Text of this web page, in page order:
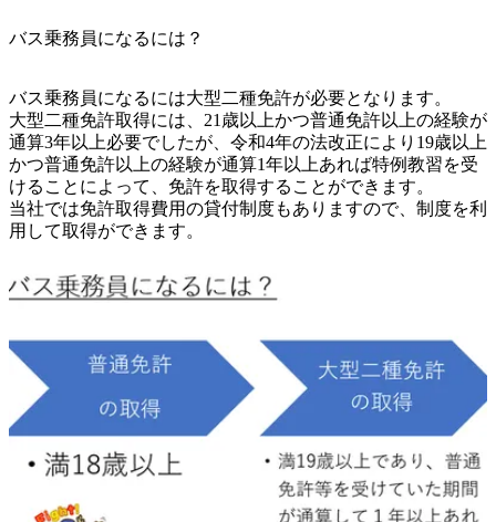
バス乗務員になるには？
バス乗務員になるには大型二種免許が必要となります。
大型二種免許取得には、21歳以上かつ普通免許以上の経験が
通算3年以上必要でしたが、令和4年の法改正により19歳以上
かつ普通免許以上の経験が通算1年以上あれば特例教習を受
けることによって、免許を取得することができます。
当社では免許取得費用の貸付制度もありますので、制度を利
用して取得ができます。